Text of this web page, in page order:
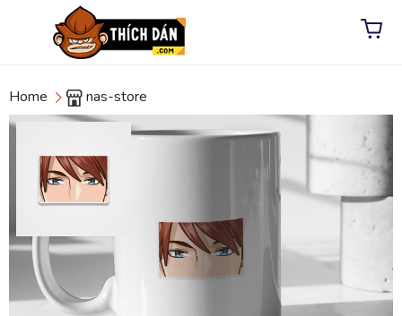
Home nas-store